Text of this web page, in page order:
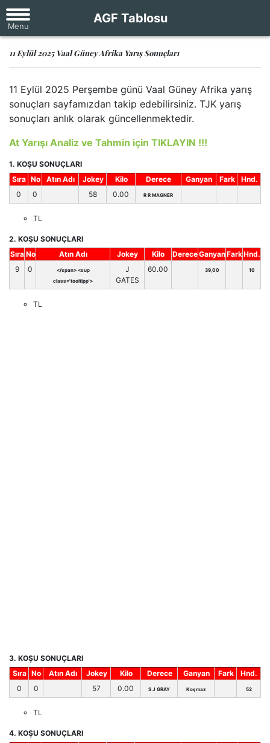
AGF Tablosu
11 Eylül 2025 Vaal Güney Afrika Yarış Sonuçları
11 Eylül 2025 Perşembe günü Vaal Güney Afrika yarış
sonuçları sayfamızdan takip edebilirsiniz. TJK yarış
sonuçları anlık olarak güncellenmektedir.
At Yarışı Analiz ve Tahmin için TIKLAYIN !!!
1. KOŞU SONUÇLARI
Sıra No Atın Adı Jokey Kilo Derece Ganyan Fark
Hnd.
0
0 58 0.00 R R MAGNER
TL
2. KOŞU SONUÇLARI
Sıra No Atın Adı Jokey Kilo DereceGanyanFarkHnd.
9
0
</span> <sup
class='tooltipp'>
J
GATES
60.00 39,00 10
TL
3. KOŞU SONUÇLARI
Sıra No Atın Adı Jokey Kilo Derece Ganyan Fark
Hnd.
0
0 57 0.00 S J GRAY Koşmaz 52
TL
4. KOŞU SONUÇLARI